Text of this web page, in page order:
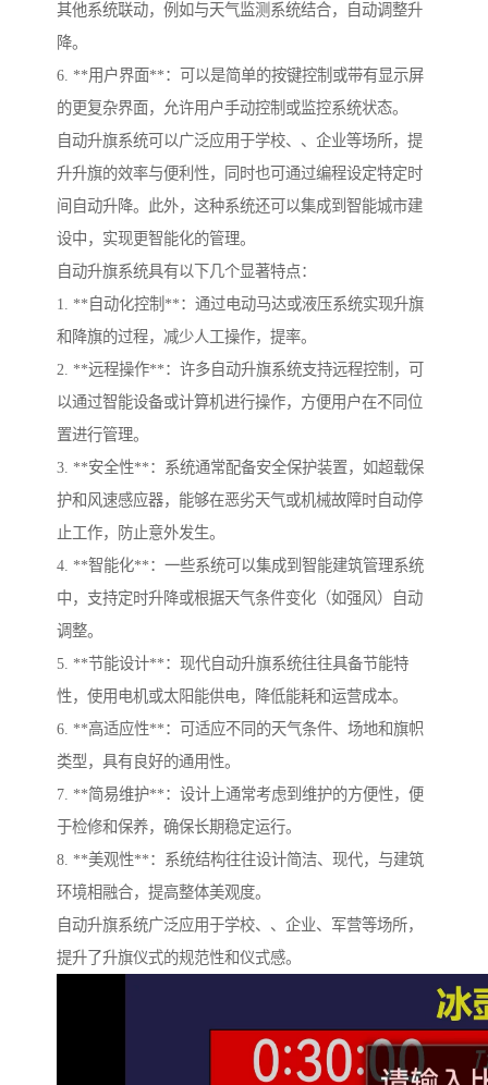
其他系统联动，例如与天气监测系统结合，自动调整升
降。
6. **用户界面**：可以是简单的按键控制或带有显示屏
的更复杂界面，允许用户手动控制或监控系统状态。
自动升旗系统可以广泛应用于学校、、企业等场所，提
升升旗的效率与便利性，同时也可通过编程设定特定时
间自动升降。此外，这种系统还可以集成到智能城市建
设中，实现更智能化的管理。
自动升旗系统具有以下几个显著特点：
1. **自动化控制**：通过电动马达或液压系统实现升旗
和降旗的过程，减少人工操作，提率。
2. **远程操作**：许多自动升旗系统支持远程控制，可
以通过智能设备或计算机进行操作，方便用户在不同位
置进行管理。
3. **安全性**：系统通常配备安全保护装置，如超载保
护和风速感应器，能够在恶劣天气或机械故障时自动停
止工作，防止意外发生。
4. **智能化**：一些系统可以集成到智能建筑管理系统
中，支持定时升降或根据天气条件变化（如强风）自动
调整。
5. **节能设计**：现代自动升旗系统往往具备节能特
性，使用电机或太阳能供电，降低能耗和运营成本。
6. **高适应性**：可适应不同的天气条件、场地和旗帜
类型，具有良好的通用性。
7. **简易维护**：设计上通常考虑到维护的方便性，便
于检修和保养，确保长期稳定运行。
8. **美观性**：系统结构往往设计简洁、现代，与建筑
环境相融合，提高整体美观度。
自动升旗系统广泛应用于学校、、企业、军营等场所，
提升了升旗仪式的规范性和仪式感。